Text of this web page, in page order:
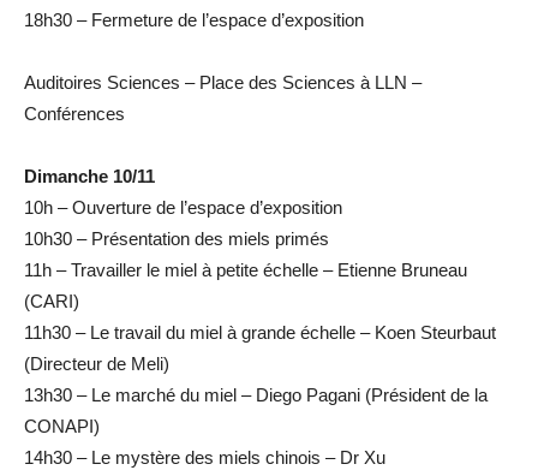
18h30 – Fermeture de l’espace d’exposition
Auditoires Sciences – Place des Sciences à LLN –
Conférences
Dimanche 10/11
10h – Ouverture de l’espace d’exposition
10h30 – Présentation des miels primés
11h – Travailler le miel à petite échelle – Etienne Bruneau
(CARI)
11h30 – Le travail du miel à grande échelle – Koen Steurbaut
(Directeur de Meli)
13h30 – Le marché du miel – Diego Pagani (Président de la
CONAPI)
14h30 – Le mystère des miels chinois – Dr Xu